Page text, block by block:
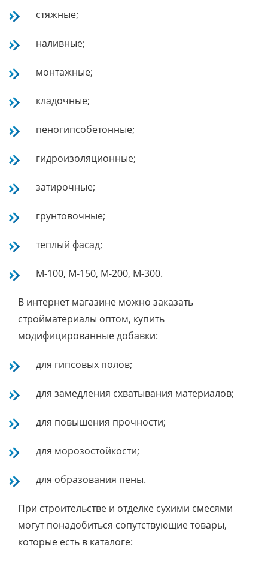
стяжные;
наливные;
монтажные;
кладочные;
пеногипсобетонные;
гидроизоляционные;
затирочные;
грунтовочные;
теплый фасад;
М-100, М-150, М-200, М-300.
В интернет магазине можно заказать
стройматериалы оптом, купить
модифицированные добавки:
для гипсовых полов;
для замедления схватывания материалов;
для повышения прочности;
для морозостойкости;
для образования пены.
При строительстве и отделке сухими смесями
могут понадобиться сопутствующие товары,
которые есть в каталоге: